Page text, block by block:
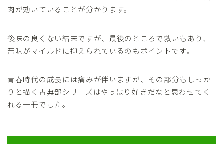
肉が効いていることが分かります。
後味の良くない結末ですが、最後のところで救いもあり、
苦味がマイルドに抑えられているのもポイントです。
青春時代の成長には痛みが伴いますが、その部分もしっか
りと描く古典部シリーズはやっぱり好きだなと思わせてく
れる一冊でした。